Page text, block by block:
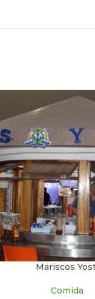
Mariscos
Comida